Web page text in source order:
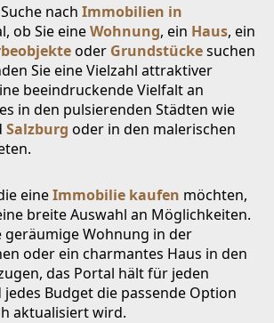
nach Immobilien in
ob Sie eineWohnung, ein Haus, ein
oder Grundstückesuchen
Sie eine Vielzahl attraktiver
beeindruckende Vielfalt an
in den pulsierenden Städten wie
Salzburg oder in den malerischen
eineImmobilie kaufen möchten,
breite Auswahl an Möglichkeiten.
geräumige Wohnung in der
oder ein charmantes Haus in den
das Portal hält für jeden
jedes Budget die passende Option
aktualisiert wird.